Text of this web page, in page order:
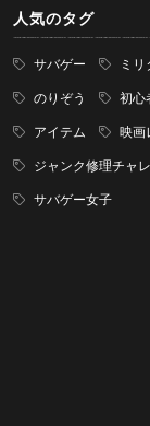
人気のタグ
サバゲー ミリ
のりぞう 初心
アイテム 映画
ジャンク修理チャ
サバゲー女子